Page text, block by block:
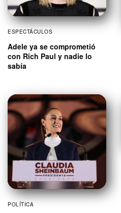
ESPECTÁCULOS
Adele ya se comprometió
con Rich Paul y nadie lo
sabía
POLÍTICA